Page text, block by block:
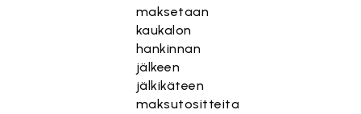
maksetaan
kaukalon
hankinnan
jälkeen
jälkikäteen
maksutositteita